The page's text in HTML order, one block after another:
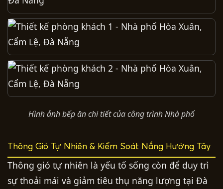
Hình ảnh bếp ăn chi tiết của công trình Nhà phố
Thông Gió Tự Nhiên & Kiểm Soát Nắng Hướng Tây
Thông gió tự nhiên là yếu tố sống còn để duy trì
sự thoải mái và giảm tiêu thụ năng lượng tại Đà